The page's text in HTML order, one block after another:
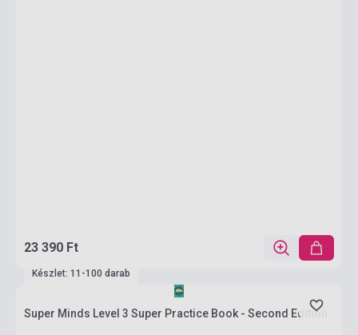
23 390 Ft
Készlet: 11-100 darab
Super Minds Level 3 Super Practice Book - Second Edition